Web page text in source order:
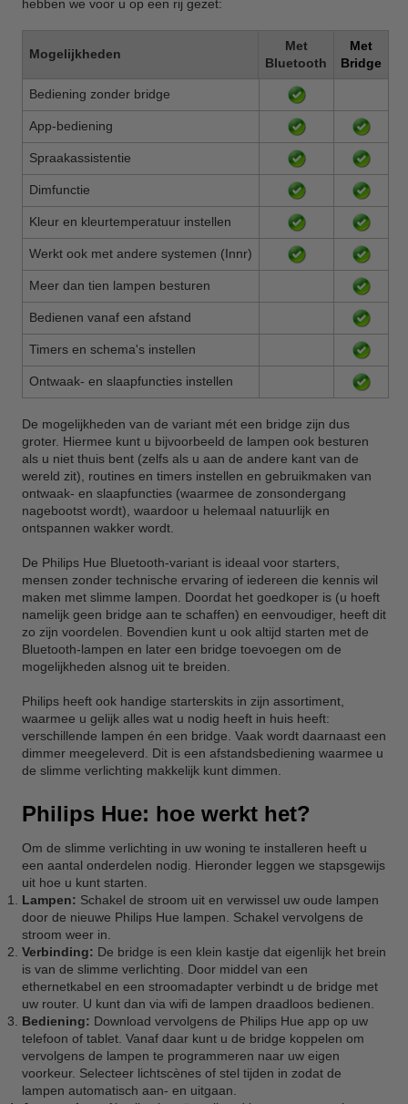
hebben we voor u op een rij gezet:
Mogelijkheden
Met
Bluetooth
Met
Bridge
Bediening zonder bridge
App-bediening
Spraakassistentie
Dimfunctie
Kleur en kleurtemperatuur instellen
Werkt ook met andere systemen (Innr)
Meer dan tien lampen besturen
Bedienen vanaf een afstand
Timers en schema's instellen
Ontwaak- en slaapfuncties instellen
De mogelijkheden van de variant mét een bridge zijn dus
groter. Hiermee kunt u bijvoorbeeld de lampen ook besturen
als u niet thuis bent (zelfs als u aan de andere kant van de
wereld zit), routines en timers instellen en gebruikmaken van
ontwaak- en slaapfuncties (waarmee de zonsondergang
nagebootst wordt), waardoor u helemaal natuurlijk en
ontspannen wakker wordt.
De Philips Hue Bluetooth-variant is ideaal voor starters,
mensen zonder technische ervaring of iedereen die kennis wil
maken met slimme lampen. Doordat het goedkoper is (u hoeft
namelijk geen bridge aan te schaffen) en eenvoudiger, heeft dit
zo zijn voordelen. Bovendien kunt u ook altijd starten met de
Bluetooth-lampen en later een bridge toevoegen om de
mogelijkheden alsnog uit te breiden.
Philips heeft ook handige starterskits in zijn assortiment,
waarmee u gelijk alles wat u nodig heeft in huis heeft:
verschillende lampen én een bridge. Vaak wordt daarnaast een
dimmer meegeleverd. Dit is een afstandsbediening waarmee u
de slimme verlichting makkelijk kunt dimmen.
Philips Hue: hoe werkt het?
Om de slimme verlichting in uw woning te installeren heeft u
een aantal onderdelen nodig. Hieronder leggen we stapsgewijs
uit hoe u kunt starten.
Lampen: Schakel de stroom uit en verwissel uw oude lampen
door de nieuwe Philips Hue lampen. Schakel vervolgens de
stroom weer in.
Verbinding: De bridge is een klein kastje dat eigenlijk het brein
is van de slimme verlichting. Door middel van een
ethernetkabel en een stroomadapter verbindt u de bridge met
uw router. U kunt dan via wifi de lampen draadloos bedienen.
Bediening: Download vervolgens de Philips Hue app op uw
telefoon of tablet. Vanaf daar kunt u de bridge koppelen om
vervolgens de lampen te programmeren naar uw eigen
voorkeur. Selecteer lichtscènes of stel tijden in zodat de
lampen automatisch aan- en uitgaan.